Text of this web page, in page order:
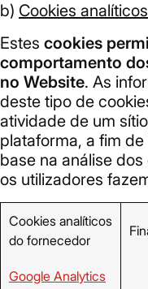
b) Cookies
Estes cookies
comportamento
no Website. As
deste tipo de
atividade de um
plataforma, a fim
base na análise
os utilizadores
Cookies analíticos
do fornecedor
Google Analytics